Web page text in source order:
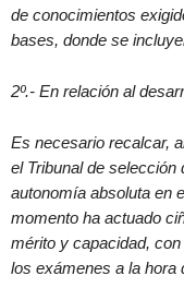
de conocimientos
bases, donde se
2º.- En relación al
Es necesario recalcar,
el Tribunal de
autonomía absoluta en
momento ha actuado
mérito y capacidad,
los exámenes a la hora